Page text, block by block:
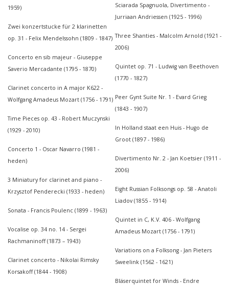
1959)
Zwei konzertstucke für 2 klarinetten
op. 31 - Felix Mendelssohn (1809 - 1847)
Concerto en sib majeur - Giuseppe
Saverio Mercadante (1795 - 1870)
Clarinet concerto in A major K622 -
Wolfgang Amadeus Mozart (1756 - 1791)
Time Pieces op. 43 - Robert Muczynski
(1929 - 2010)
Concerto 1 - Oscar Navarro (1981 -
heden)
3 Miniatury for clarinet and piano -
Krzysztof Penderecki (1933 - heden)
Sonata - Francis Poulenc (1899 - 1963)
Vocalise op. 34 no. 14 - Sergei
Rachmaninoff (1873 – 1943)
Clarinet concerto - Nikolai Rimsky
Korsakoff (1844 - 1908)
Sciarada Spagnuola, Divertimento -
Jurriaan Andriessen (1925 - 1996)
Three Shanties - Malcolm Arnold (1921 -
2006)
Quintet op. 71 - Ludwig van Beethoven
(1770 - 1827)
Peer Gynt Suite Nr. 1 - Evard Grieg
(1843 - 1907)
In Holland staat een Huis - Hugo de
Groot (1897 - 1986)
Divertimento Nr. 2 - Jan Koetsier (1911 -
2006)
Eight Russian Folksongs op. 58 - Anatoli
Liadov (1855 - 1914)
Quintet in C, K.V. 406 - Wolfgang
Amadeus Mozart (1756 - 1791)
Variations on a Folksong - Jan Pieters
Sweelink (1562 - 1621)
Bläserquintet for Winds - Endre